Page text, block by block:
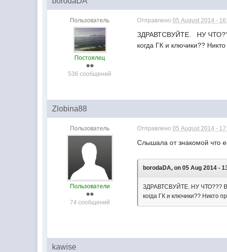
Пользователь
Постоялец
536 сообщений
Отправлено05 August 2014 -
ЗДРАВТСВУЙТЕ. НУ
когда ГК и ключики??
Zlobina88
Пользователь
Пользователи
74 сообщений
Отправлено05 August 2014 -
Слышала от знакомой что
borodaDA, on 05 Aug 2014 -
ЗДРАВТСВУЙТЕ. НУ ЧТО???
когда ГК и ключики?? Никто
kawise